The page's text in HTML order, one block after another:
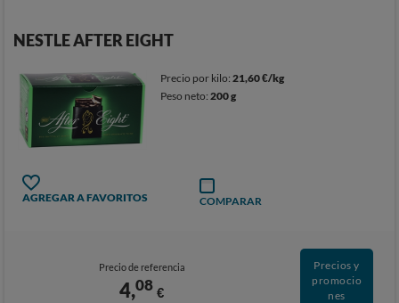
NESTLE AFTER EIGHT
Precio por kilo:21,60 €/kg
Peso neto:200 g
AGREGAR A FAVORITOS COMPARAR
Precio de referencia
4,08 €
Precios y
promocio
nes